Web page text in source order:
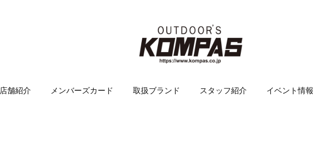
店舗紹介 メンバーズカード 取扱ブランド スタッフ紹介 イベント情報